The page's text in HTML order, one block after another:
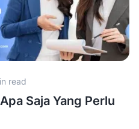
read
Saja Yang Perlu